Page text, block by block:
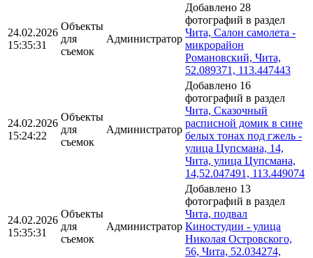
24.02.2026
15:35:31
Объекты
для
съемок
Администратор
Добавлено 28
фотографий в раздел
Чита, Салон самолета -
микрорайон
Романовский, Чита,
52.089371, 113.447443
24.02.2026
15:24:22
Объекты
для
съемок
Администратор
Добавлено 16
фотографий в раздел
Чита, Сказочный
расписной домик в сине
белых тонах под гжель -
улица Цупсмана, 14,
Чита, улица Цупсмана,
14,52.047491, 113.449074
24.02.2026
15:35:31
Объекты
для
съемок
Администратор
Добавлено 13
фотографий в раздел
Чита, подвал
Киностудии - улица
Николая Островского,
56, Чита, 52.034274,